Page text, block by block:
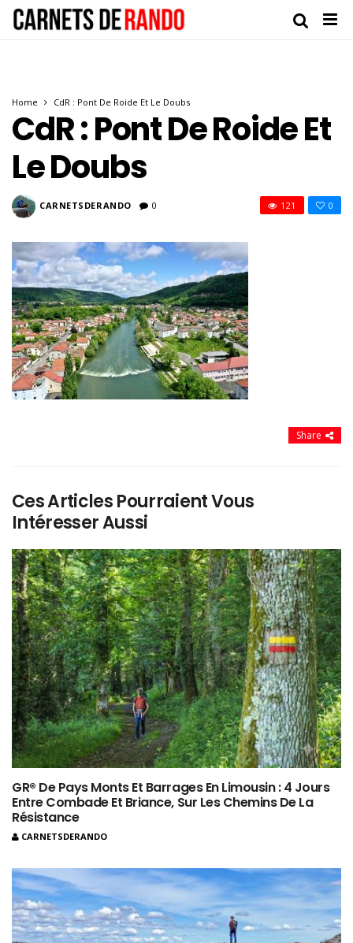
Home CdR : Pont De Roide Et Le Doubs
CdR : Pont De Roide Et
Le Doubs
CARNETSDERANDO 0 0
121
Share
Ces Articles Pourraient Vous
Intéresser Aussi
GR® De Pays Monts Et Barrages En Limousin : 4 Jours
Entre Combade Et Briance, Sur Les Chemins De La
Résistance
CARNETSDERANDO